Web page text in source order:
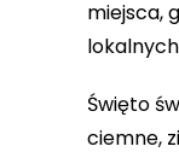
miejsca,
Święto
ciemne,